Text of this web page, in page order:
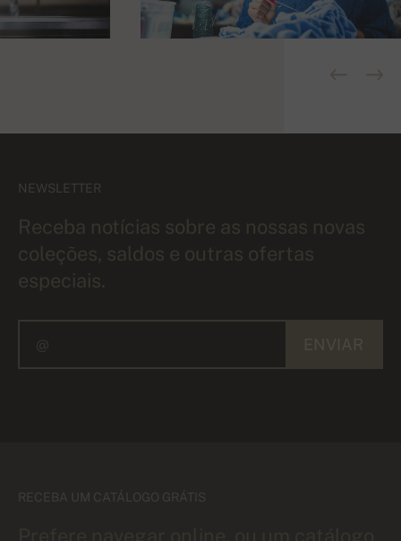
NEWSLETTER
Receba notícias sobre as nossas novas
coleções, saldos e outras ofertas
especiais.
RECEBA UM CATÁLOGO GRÁTIS